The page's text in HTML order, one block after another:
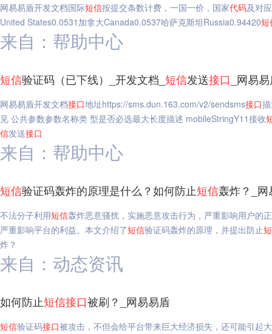
网易易盾开发文档国际短信按提交条数计费，一国一价，国家代码及对
United States0.0531加拿大Canada0.0537哈萨克斯坦Russia0.94420短
来自：帮助中心
短信验证码（已下线）_开发文档_ 短信发送接口 _网易
网易易盾开发文档接口地址https://sms.dun.163.com/v2/sendsms接口
见 公共参数参数名称类 型是否必选最大长度描述 mobileStringY11接收
信发送接口
来自：帮助中心
短信验证码轰炸的原理是什么？如何防止短信轰炸？_网
不法分子利用短信轰炸恶意骚扰，实施恶意攻击行为，严重影响用户的
严重影响平台的利益。本文介绍了短信验证码轰炸的原理，并提出防止
炸？
来自：动态资讯
如何防止短信接口被刷？_网易易盾
短信验证码接口被攻击，不但会给平台带来巨大经济损失，还可能引起